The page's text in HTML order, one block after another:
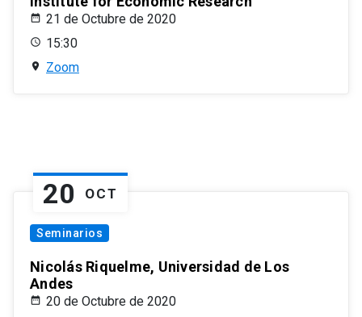
21 de Octubre de 2020
15:30
Zoom
20 OCT
Seminarios
Nicolás Riquelme, Universidad de Los
Andes
20 de Octubre de 2020